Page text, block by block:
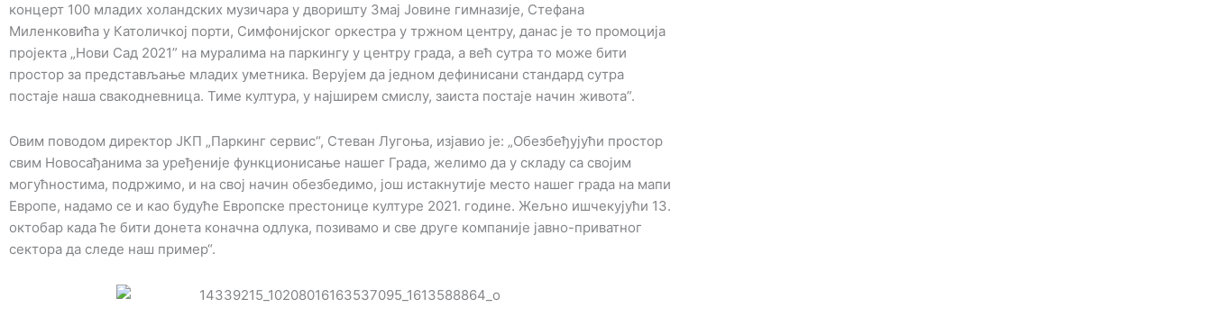
концерт 100 младих холандских музичара у дворишту Змај Јовине гимназије, Стефана
Миленковића у Католичкој порти, Симфонијског оркестра у тржном центру, данас је то промоција
пројекта „Нови Сад 2021” на муралима на паркингу у центру града, а већ сутра то може бити
простор за представљање младих уметника. Верујем да једном дефинисани стандард сутра
постаје наша свакодневница. Тиме култура, у најширем смислу, заиста постаје начин живота”.
Овим поводом директор ЈКП „Паркинг сервис“, Стеван Лугоња, изјавио је: „Обезбеђујући простор
свим Новосађанима за уређеније функционисање нашег Града, желимо да у складу са својим
могућностима, подржимо, и на свој начин обезбедимо, још истакнутије место нашег града на мапи
Европе, надамо се и као будуће Европске престонице културе 2021. године. Жељно ишчекујући 13.
октобар када ће бити донета коначна одлука, позивамо и све друге компаније јавно-приватног
сектора да следе наш пример“.